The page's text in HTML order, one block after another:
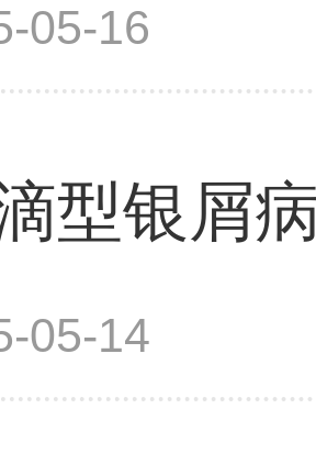
05-16
型银屑
05-14